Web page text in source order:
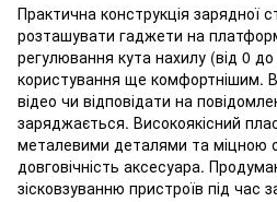
Практична конструкція зарядної
розташувати гаджети на
регулювання кута нахилу (від 0
користування ще комфортнішим.
відео чи відповідати на
заряджається. Високоякісний
металевими деталями та міцною
довговічність аксесуара.
зісковзуванню пристроїв під час